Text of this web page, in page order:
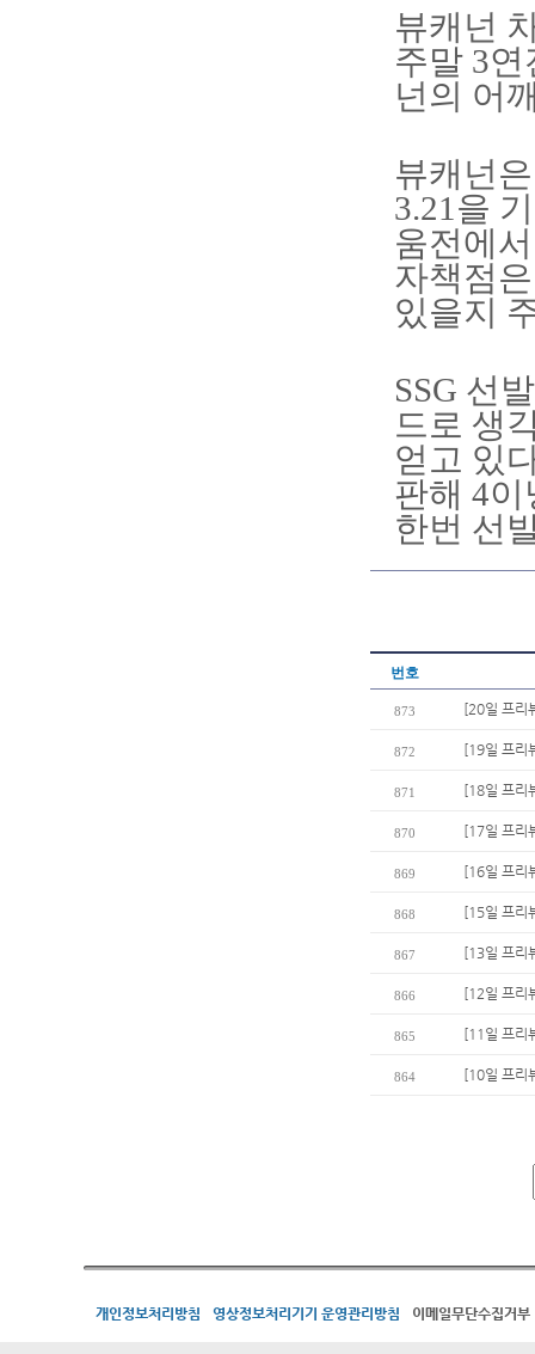
뷰캐넌
주말 3
넌의 어
뷰캐넌
3.21을
움전에
자책점
있을지
SSG 선
드로 생
얻고 있
판해 4
한번 선
번호
873 [20일 프리
872 [19일 프리
871 [18일 프리
870 [17일 프리
869 [16일 프리
868 [15일 프리
867 [13일 프리
866 [12일 프리
865 [11일 프리
864 [10일 프리
개인정보처리방침 영상정보처리기기 운영관리방침 이메일무단수집거부